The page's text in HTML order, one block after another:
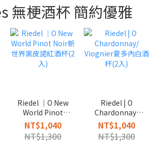
無梗酒杯 簡約優雅
Riedel │O New
World Pinot
Noir新世界黑皮
諾紅酒杯(2入)
NT$1,040
NT$1,300
Riedel | O
Chardonnay/
Viognier夏多內
白酒杯(2入)
NT$1,040
NT$1,300